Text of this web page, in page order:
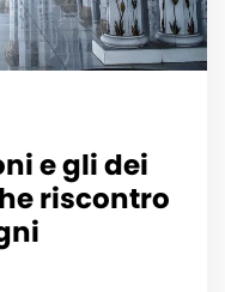
e gli dei
riscontro